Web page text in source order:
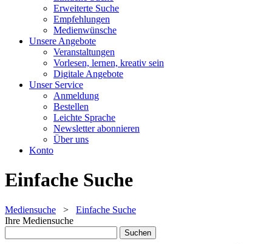
Erweiterte Suche
Empfehlungen
Medienwünsche
Unsere Angebote
Veranstaltungen
Vorlesen, lernen, kreativ sein
Digitale Angebote
Unser Service
Anmeldung
Bestellen
Leichte Sprache
Newsletter abonnieren
Über uns
Konto
Einfache Suche
Mediensuche > Einfache Suche
Ihre Mediensuche